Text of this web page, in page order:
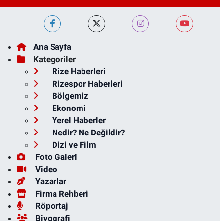
Ana Sayfa
Kategoriler
Rize Haberleri
Rizespor Haberleri
Bölgemiz
Ekonomi
Yerel Haberler
Nedir? Ne Değildir?
Dizi ve Film
Foto Galeri
Video
Yazarlar
Firma Rehberi
Röportaj
Biyografi